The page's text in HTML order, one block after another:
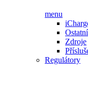
menu
Zdroje
Regulátory